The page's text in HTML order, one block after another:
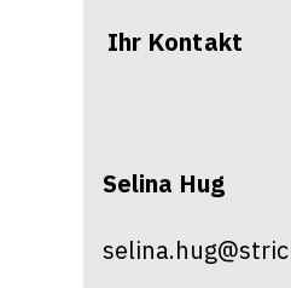
Ihr Kontakt
Selina Hug